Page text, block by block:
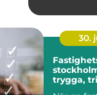
30.
stockholm så
trygga,